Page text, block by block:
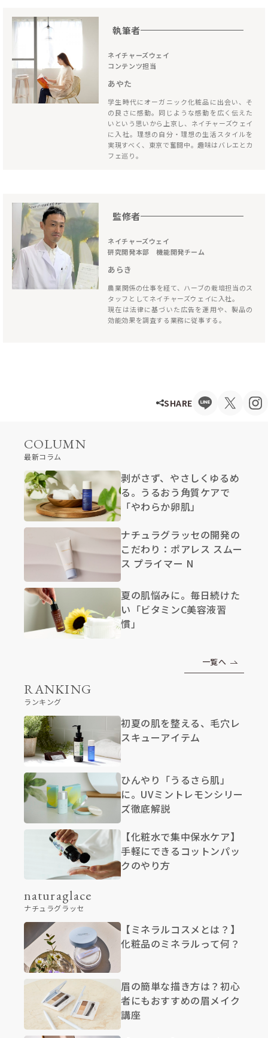
執筆者
ネイチャーズウェイ
コンテンツ担当
あやた
学生時代にオーガニック化粧品に出会い、そ
の良さに感動。同じような感動を広く伝えた
いという思いから上京し、ネイチャーズウェイ
に入社。理想の自分・理想の生活スタイルを
実現すべく、東京で奮闘中。趣味はバレエとカ
フェ巡り。
監修者
ネイチャーズウェイ
研究開発本部 機能開発チーム
あらき
農業関係の仕事を経て、ハーブの栽培担当のス
タッフとしてネイチャーズウェイに入社。
現在は法律に基づいた広告を運用や、製品の
効能効果を調査する業務に従事する。
SHARE
COLUMN
最新コラム
剥がさず、やさしくゆるめ
る。うるおう角質ケアで
「やわらか卵肌」
ナチュラグラッセの開発の
こだわり：ポアレス スムー
ス プライマー N
夏の肌悩みに。毎日続けた
い「ビタミンC美容液習
慣」
一覧へ
RANKING
ランキング
初夏の肌を整える、毛穴レ
スキューアイテム
ひんやり「うるさら肌」
に。UVミントレモンシリー
ズ徹底解説
【化粧水で集中保水ケア】
手軽にできるコットンパッ
クのやり方
naturaglace
ナチュラグラッセ
【ミネラルコスメとは？】
化粧品のミネラルって何？
眉の簡単な描き方は？初心
者にもおすすめの眉メイク
講座